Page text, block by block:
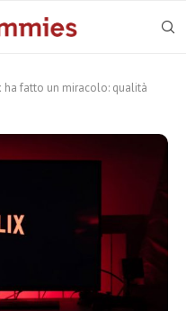
ha fatto un miracolo: qualità